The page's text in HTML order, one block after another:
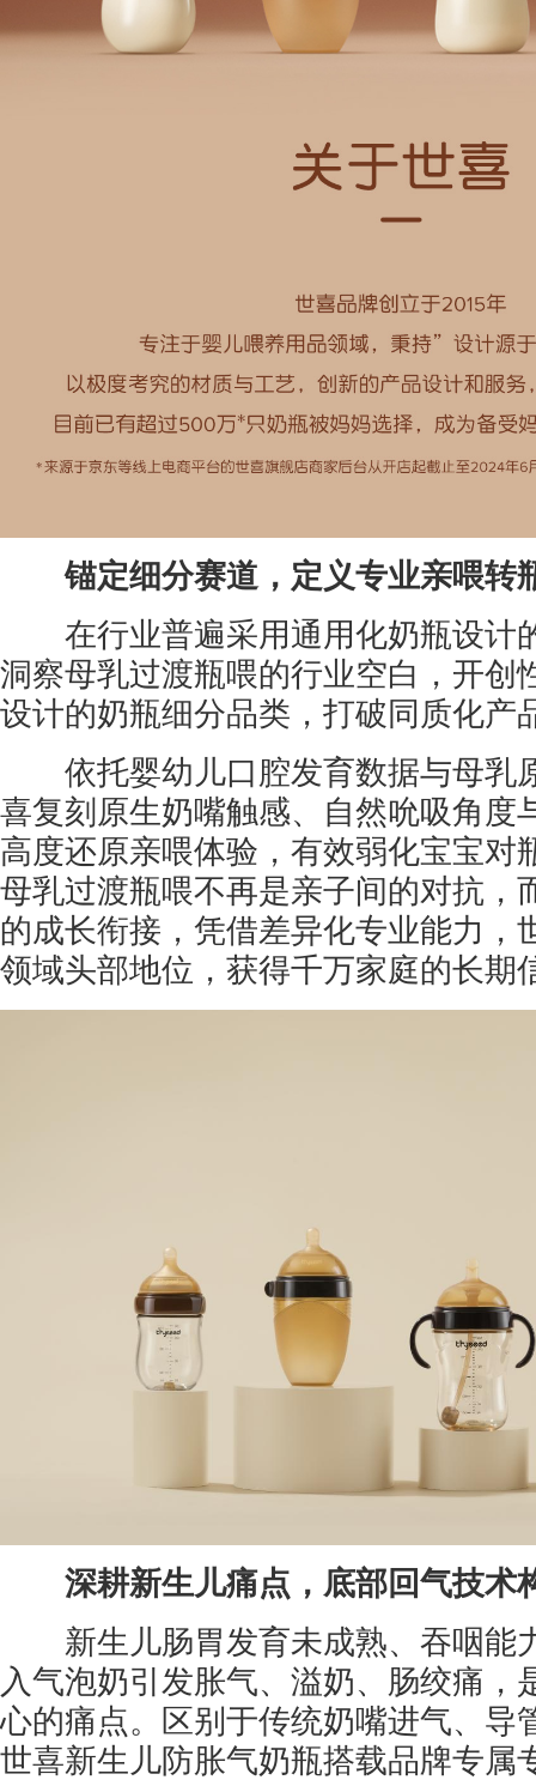
锚定细分赛道，定义专业亲喂转
在行业普遍采用通用化奶瓶设计
洞察母乳过渡瓶喂的行业空白，开创
设计的奶瓶细分品类，打破同质化产
依托婴幼儿口腔发育数据与母乳
喜复刻原生奶嘴触感、自然吮吸角度
高度还原亲喂体验，有效弱化宝宝对
母乳过渡瓶喂不再是亲子间的对抗，
的成长衔接，凭借差异化专业能力，
领域头部地位，获得千万家庭的长期
深耕新生儿痛点，底部回气技术
新生儿肠胃发育未成熟、吞咽能
入气泡奶引发胀气、溢奶、肠绞痛，
心的痛点。区别于传统奶嘴进气、导
世喜新生儿防胀气奶瓶搭载品牌专属